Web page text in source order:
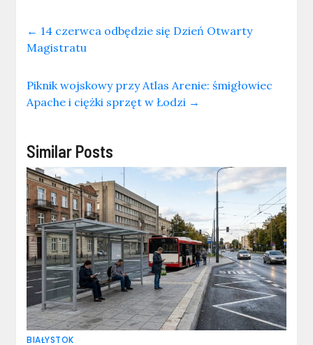
← 14 czerwca odbędzie się Dzień Otwarty
Magistratu
Piknik wojskowy przy Atlas Arenie: śmigłowiec
Apache i ciężki sprzęt w Łodzi →
Similar Posts
BIAŁYSTOK